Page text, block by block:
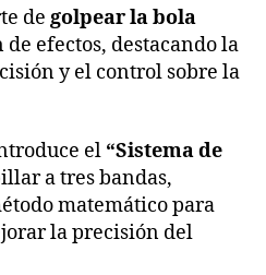
de golpear la bola
efectos, destacando la
y el control sobre la
el “Sistema de
a tres bandas,
matemático para
la precisión del